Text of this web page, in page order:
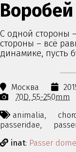
Воробей
С одной стороны
стороны – всё
динамике, пусть
Москва
70D 55-250mm
animalia,
passeridae,
inat: Passer